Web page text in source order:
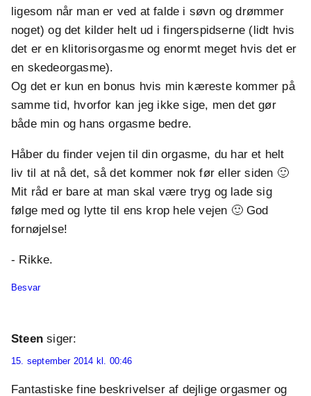
ligesom når man er ved at falde i søvn og drømmer
noget) og det kilder helt ud i fingerspidserne (lidt hvis
det er en klitorisorgasme og enormt meget hvis det er
en skedeorgasme).
Og det er kun en bonus hvis min kæreste kommer på
samme tid, hvorfor kan jeg ikke sige, men det gør
både min og hans orgasme bedre.
Håber du finder vejen til din orgasme, du har et helt
liv til at nå det, så det kommer nok før eller siden 🙂
Mit råd er bare at man skal være tryg og lade sig
følge med og lytte til ens krop hele vejen 🙂 God
fornøjelse!
- Rikke.
Besvar
Steen siger:
15. september 2014 kl. 00:46
Fantastiske fine beskrivelser af dejlige orgasmer og